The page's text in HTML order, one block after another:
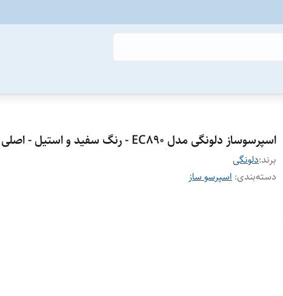
اسپرسوساز دلونگی مدل EC890 - رنگ سفید و استیل - اصلی
برند:دلونگی
دسته‌بندی: اسپرسو ساز